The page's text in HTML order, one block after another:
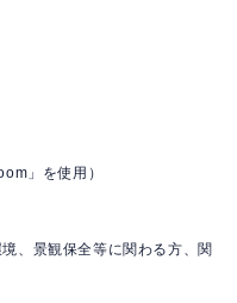
」を使用）
、景観保全等に関わる方、関